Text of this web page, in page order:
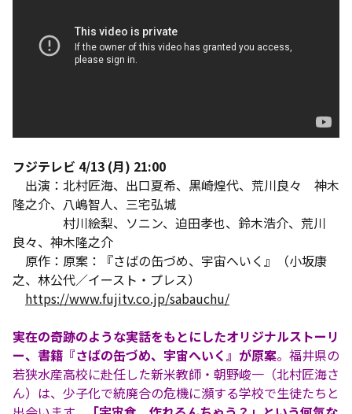
フジテレビ 4/13 (月) 21:00
出演：北村匠海、出口夏希、黒崎煌代、荒川良々 神木
隆之介、八嶋智人、三宅弘城
村川絵梨、ソニン、迫田孝也、鈴木浩介、荒川
良々、神木隆之介
原作：原案：『さばの缶づめ、宇宙へいく』（小坂康
之、林公代／イースト・プレス）
https://www.fujitv.co.jp/sabauchu/
実在の奇跡のような実話をもとにしたオリジナルストーリ
ー、書籍『さばの缶づめ、宇宙へいく』が原案。福井県の
若狭水産高校に赴任した新米教師・朝野峻一（北村匠海さ
ん）は、少子化で統廃合の危機に瀕する学校で生徒たちと